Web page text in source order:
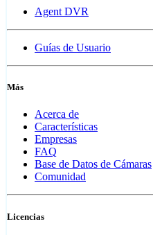
Agent DVR
Guías de Usuario
Más
Acerca de
Características
Empresas
FAQ
Base de Datos de Cámaras
Comunidad
Licencias